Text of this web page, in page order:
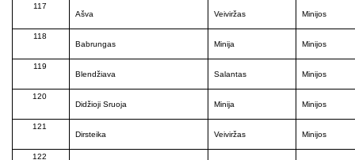
117
Ašva
Veiviržas Minijos
118
Babrungas
Minija Minijos
119
Blendžiava
Salantas Minijos
120
Didžioji Sruoja
Minija Minijos
121
Dirsteika
Veiviržas Minijos
122